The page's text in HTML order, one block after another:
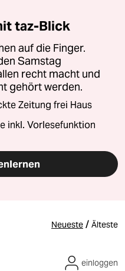
taz-Blick
auf die Finger.
Samstag
recht macht und
gehört werden.
Zeitung frei Haus
inkl. Vorlesefunktion
Neueste / Älteste
einloggen